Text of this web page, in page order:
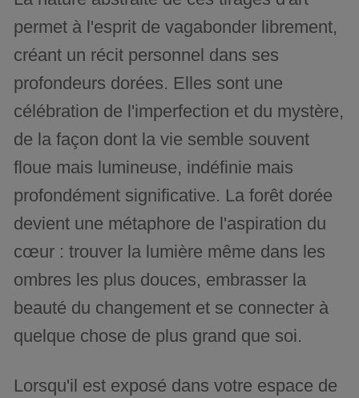
permet à l'esprit de vagabonder librement,
créant un récit personnel dans ses
profondeurs dorées. Elles sont une
célébration de l'imperfection et du mystère,
de la façon dont la vie semble souvent
floue mais lumineuse, indéfinie mais
profondément significative. La forêt dorée
devient une métaphore de l'aspiration du
cœur : trouver la lumière même dans les
ombres les plus douces, embrasser la
beauté du changement et se connecter à
quelque chose de plus grand que soi.
Lorsqu'il est exposé dans votre espace de